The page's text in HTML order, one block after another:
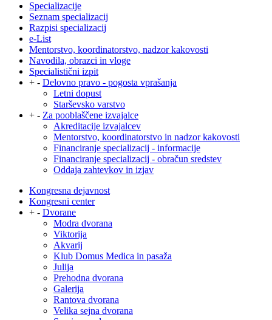
Specializacije
Seznam specializacij
Razpisi specializacij
e-List
Mentorstvo, koordinatorstvo, nadzor kakovosti
Navodila, obrazci in vloge
Specialistični izpit
+ - Delovno pravo - pogosta vprašanja
Letni dopust
Starševsko varstvo
+ - Za pooblaščene izvajalce
Akreditacije izvajalcev
Mentorstvo, koordinatorstvo in nadzor kakovosti
Financiranje specializacij - informacije
Financiranje specializacij - obračun sredstev
Oddaja zahtevkov in izjav
Kongresna dejavnost
Kongresni center
+ - Dvorane
Modra dvorana
Viktorija
Akvarij
Klub Domus Medica in pasaža
Julija
Prehodna dvorana
Galerija
Rantova dvorana
Velika sejna dvorana